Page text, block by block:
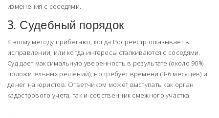
изменения с соседями.
3. Судебный порядок
К этому методу прибегают, когда Росреестр отказывает в
исправлении, или когда интересы сталкиваются с соседями.
Суд дает максимальную уверенность в результате (около 90%
положительных решений), но требует времени (3-6 месяцев) и
денег на юристов. Ответчиком может выступать как орган
кадастрового учета, так и собственник смежного участка.